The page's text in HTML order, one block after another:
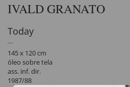
IVALD GRANATO
Today
145 x 120 cm
óleo sobre tela
ass. inf. dir.
1987/88